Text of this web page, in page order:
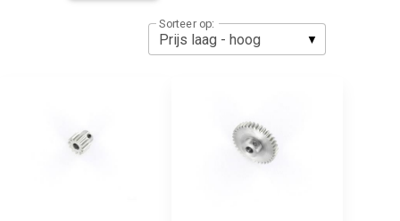
Sorteer op: